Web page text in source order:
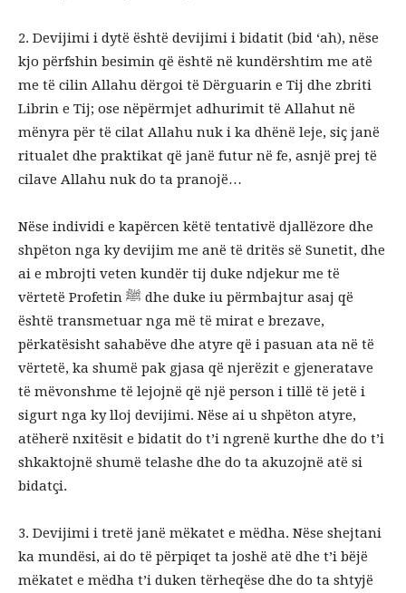
2. Devijimi i dytë është devijimi i bidatit (bid ‘ah), nëse
kjo përfshin besimin që është në kundërshtim me atë
me të cilin Allahu dërgoi të Dërguarin e Tij dhe zbriti
Librin e Tij; ose nëpërmjet adhurimit të Allahut në
mënyra për të cilat Allahu nuk i ka dhënë leje, siç janë
ritualet dhe praktikat që janë futur në fe, asnjë prej të
cilave Allahu nuk do ta pranojë…
Nëse individi e kapërcen këtë tentativë djallëzore dhe
shpëton nga ky devijim me anë të dritës së Sunetit, dhe
ai e mbrojti veten kundër tij duke ndjekur me të
vërtetë Profetin ﷺ dhe duke iu përmbajtur asaj që
është transmetuar nga më të mirat e brezave,
përkatësisht sahabëve dhe atyre që i pasuan ata në të
vërtetë, ka shumë pak gjasa që njerëzit e gjeneratave
të mëvonshme të lejojnë që një person i tillë të jetë i
sigurt nga ky lloj devijimi. Nëse ai u shpëton atyre,
atëherë nxitësit e bidatit do t’i ngrenë kurthe dhe do t’i
shkaktojnë shumë telashe dhe do ta akuzojnë atë si
bidatçi.
3. Devijimi i tretë janë mëkatet e mëdha. Nëse shejtani
ka mundësi, ai do të përpiqet ta joshë atë dhe t’i bëjë
mëkatet e mëdha t’i duken tërheqëse dhe do ta shtyjë